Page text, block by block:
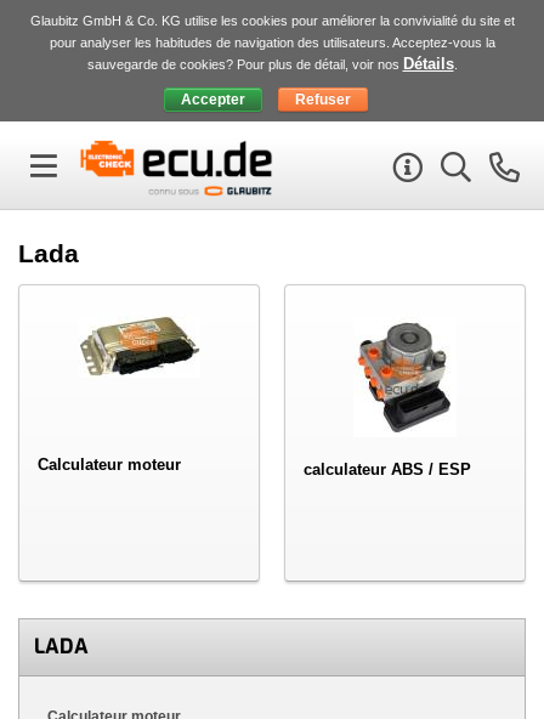
Glaubitz GmbH & Co. KG utilise les cookies pour améliorer la convivialité du site et
pour analyser les habitudes de navigation des utilisateurs. Acceptez-vous la
sauvegarde de cookies? Pour plus de détail, voir nos Détails.
Lada
Calculateur moteur calculateur ABS / ESP
LADA